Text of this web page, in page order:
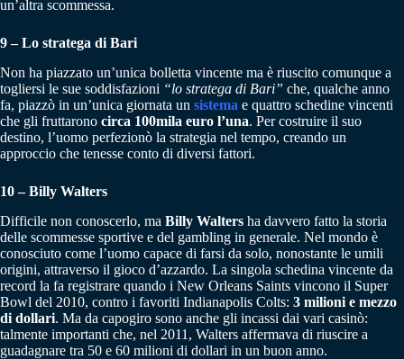
un’altra scommessa.
9 – Lo stratega di Bari
Non ha piazzato un’unica bolletta vincente ma è riuscito comunque a
togliersi le sue soddisfazioni “lo stratega di Bari” che, qualche anno
fa, piazzò in un’unica giornata un sistema e quattro schedine vincenti
che gli fruttarono circa 100mila euro l’una. Per costruire il suo
destino, l’uomo perfezionò la strategia nel tempo, creando un
approccio che tenesse conto di diversi fattori.
10 – Billy Walters
Difficile non conoscerlo, ma Billy Walters ha davvero fatto la storia
delle scommesse sportive e del gambling in generale. Nel mondo è
conosciuto come l’uomo capace di farsi da solo, nonostante le umili
origini, attraverso il gioco d’azzardo. La singola schedina vincente da
record la fa registrare quando i New Orleans Saints vincono il Super
Bowl del 2010, contro i favoriti Indianapolis Colts: 3 milioni e mezzo
di dollari. Ma da capogiro sono anche gli incassi dai vari casinò:
talmente importanti che, nel 2011, Walters affermava di riuscire a
guadagnare tra 50 e 60 milioni di dollari in un buon anno.